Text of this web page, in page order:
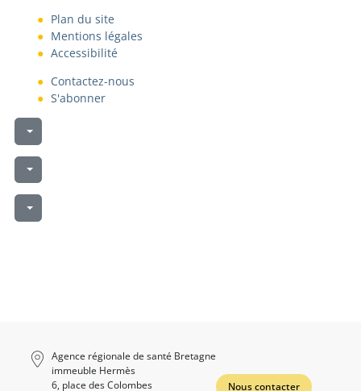
Plan du site
Mentions légales
Accessibilité
Contactez-nous
S'abonner
Liste des téléchargements
Liste des téléchargements
Liste des téléchargements
Agence régionale de santé Bretagne
immeuble Hermès
6, place des Colombes
Nous contacter